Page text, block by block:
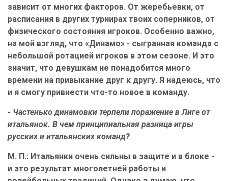
зависит от многих факторов. От жеребьевки, от
расписания в других турнирах твоих соперников, от
физического состояния игроков. Особенно важно,
на мой взгляд, что «Динамо» - сыгранная команда с
небольшой ротацией игроков в этом сезоне. И это
значит, что девушкам не понадобится много
времени на привыкание друг к другу. Я надеюсь, что
и я смогу привнести что-то новое в команду.
- Частенько динамовки терпели поражение в Лиге от
итальянок. В чем принципиальная разница игры
русских и итальянских команд?
М. П.: Итальянки очень сильны в защите и в блоке -
и это результат многолетней работы и